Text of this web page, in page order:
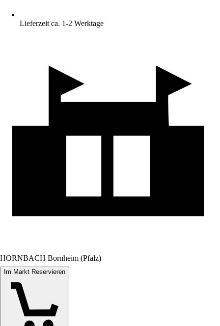
Lieferzeit ca. 1-2 Werktage
HORNBACH Bornheim (Pfalz)
Im Markt Reservieren